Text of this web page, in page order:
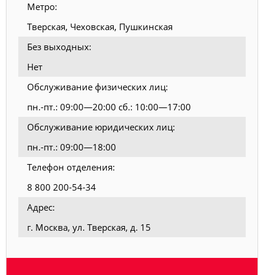
Метро:
Тверская, Чеховская, Пушкинская
Без выходных:
Нет
Обслуживание физических лиц:
пн.-пт.: 09:00—20:00 сб.: 10:00—17:00
Обслуживание юридических лиц:
пн.-пт.: 09:00—18:00
Телефон отделения:
8 800 200-54-34
Адрес:
г. Москва, ул. Тверская, д. 15